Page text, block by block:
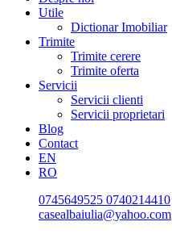
Utile
Dictionar Imobiliar
Trimite
Trimite cerere
Trimite oferta
Servicii
Servicii clienti
Servicii proprietari
Blog
Contact
EN
RO
0745649525 0740214410
casealbaiulia@yahoo.com